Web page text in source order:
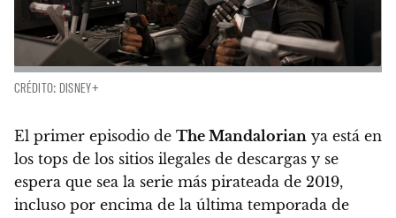
CRÉDITO: DISNEY+
El primer episodio de The Mandalorian ya está en
los tops de los sitios ilegales de descargas y se
espera que sea la serie más pirateada de 2019,
incluso por encima de la última temporada de